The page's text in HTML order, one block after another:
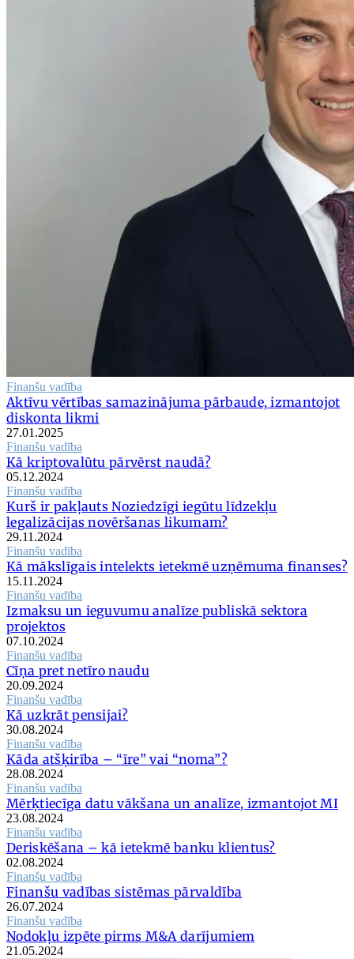
Finanšu vadība
Aktīvu vērtības samazinājuma pārbaude, izmantojot
diskonta likmi
27.01.2025
Finanšu vadība
Kā kriptovalūtu pārvērst naudā?
05.12.2024
Finanšu vadība
Kurš ir pakļauts Noziedzīgi iegūtu līdzekļu
legalizācijas novēršanas likumam?
29.11.2024
Finanšu vadība
Kā mākslīgais intelekts ietekmē uzņēmuma finanses?
15.11.2024
Finanšu vadība
Izmaksu un ieguvumu analīze publiskā sektora
projektos
07.10.2024
Finanšu vadība
Cīņa pret netīro naudu
20.09.2024
Finanšu vadība
Kā uzkrāt pensijai?
30.08.2024
Finanšu vadība
Kāda atšķirība – “īre” vai “noma”?
28.08.2024
Finanšu vadība
Mērķtiecīga datu vākšana un analīze, izmantojot MI
23.08.2024
Finanšu vadība
Deriskēšana – kā ietekmē banku klientus?
02.08.2024
Finanšu vadība
Finanšu vadības sistēmas pārvaldība
26.07.2024
Finanšu vadība
Nodokļu izpēte pirms M&A darījumiem
21.05.2024